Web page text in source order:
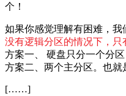
个！
如果你感觉理解有困难，我
没有逻辑分区的情况下，只
方案一、 硬盘只分一个分
方案二、两个主分区。也就
[……]